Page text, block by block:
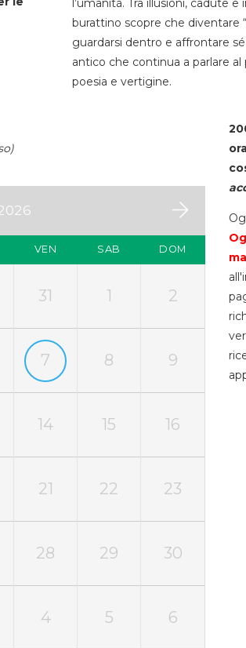
l’umanità. Tra illusioni, cadute
burattino scopre che diventare
guardarsi dentro e affrontare
antico che continua a parlare al
poesia e vertigine.
VEN SAB DOM
31 1 2
7 8 9
14 15 16
21 22 23
28 29 30
4 5 6